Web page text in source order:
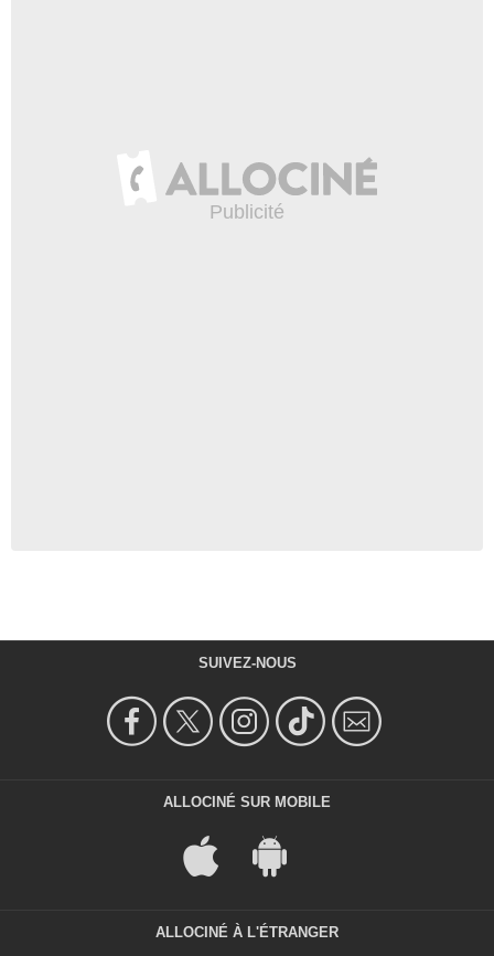
SUIVEZ-NOUS
ALLOCINÉ SUR MOBILE
ALLOCINÉ À L'ÉTRANGER